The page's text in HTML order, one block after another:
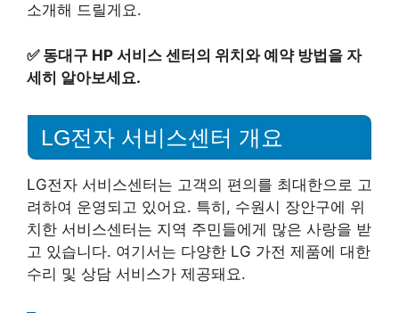
소개해 드릴게요.
✅ 동대구 HP 서비스 센터의 위치와 예약 방법을 자
세히 알아보세요.
LG전자 서비스센터 개요
LG전자 서비스센터는 고객의 편의를 최대한으로 고
려하여 운영되고 있어요. 특히, 수원시 장안구에 위
치한 서비스센터는 지역 주민들에게 많은 사랑을 받
고 있습니다. 여기서는 다양한 LG 가전 제품에 대한
수리 및 상담 서비스가 제공돼요.